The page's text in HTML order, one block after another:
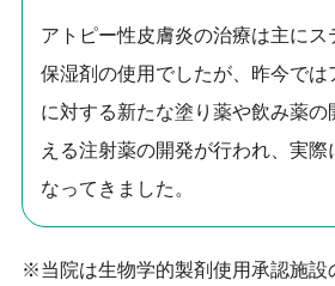
アトピー性皮膚炎の治療は主にス
保湿剤の使用でしたが、昨今では
に対する新たな塗り薬や飲み薬の
える注射薬の開発が行われ、実際
なってきました。
※当院は生物学的製剤使用承認施設